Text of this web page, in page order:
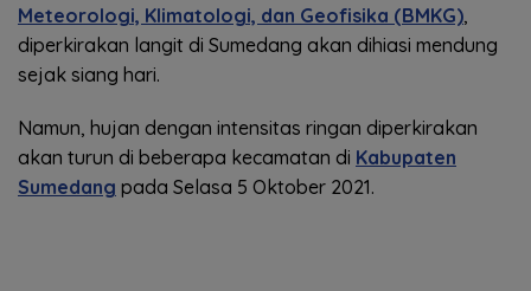
Meteorologi, Klimatologi, dan Geofisika (BMKG),
diperkirakan langit di Sumedang akan dihiasi mendung
sejak siang hari.
Namun, hujan dengan intensitas ringan diperkirakan
akan turun di beberapa kecamatan di Kabupaten
Sumedang pada Selasa 5 Oktober 2021.